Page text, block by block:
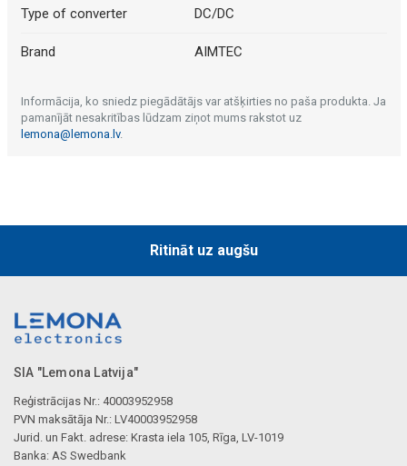
Type of converter DC/DC
Brand AIMTEC
Informācija, ko sniedz piegādātājs var atšķirties no paša produkta. Ja
pamanījāt nesakritības lūdzam ziņot mums rakstot uz
lemona@lemona.lv.
Ritināt uz augšu
SIA "Lemona Latvija"
Reģistrācijas Nr.: 40003952958
PVN maksātāja Nr.: LV40003952958
Jurid. un Fakt. adrese: Krasta iela 105, Rīga, LV-1019
Banka: AS Swedbank